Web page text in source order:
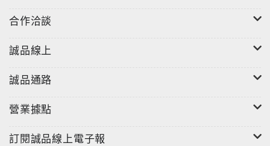
合作洽談
誠品線上
誠品通路
營業據點
訂閱誠品線上電子報